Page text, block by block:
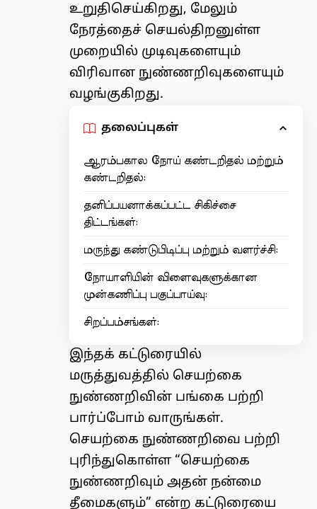
உறுதிசெய்கிறது, மேலும்
நேரத்தைச் செயல்திறனுள்ள
முறையில் முடிவுகளையும்
விரிவான நுண்ணறிவுகளையும்
வழங்குகிறது.
தலைப்புகள்
ஆரம்பகால நோய் கண்டறிதல் மற்றும்
கண்டறிதல்:
தனிப்பயனாக்கப்பட்ட சிகிச்சை
திட்டங்கள்:
மருந்து கண்டுபிடிப்பு மற்றும் வளர்ச்சி:
நோயாளியின் விளைவுகளுக்கான
முன்கணிப்பு பகுப்பாய்வு:
சிறப்பம்சங்கள்:
இந்தக் கட்டுரையில்
மருத்துவத்தில் செயற்கை
நுண்ணறிவின் பங்கை பற்றி
பார்ப்போம் வாருங்கள்.
செயற்கை நுண்ணறிவை பற்றி
புரிந்துகொள்ள “செயற்கை
நுண்ணறிவும் அதன் நன்மை
தீமைகளும்” என்ற கட்டுரையை